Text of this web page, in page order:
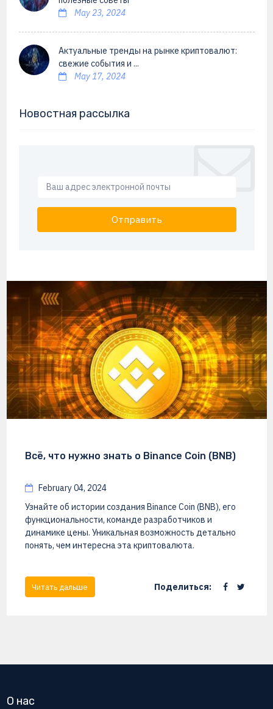
May 23, 2024
Актуальные тренды на рынке криптовалют:
свежие события и ...
May 17, 2024
Новостная рассылка
Отправить
Всё, что нужно знать о Binance Coin (BNB)
February 04, 2024
Узнайте об истории создания Binance Coin (BNB), его
функциональности, команде разработчиков и
динамике цены. Уникальная возможность детально
понять, чем интересна эта криптовалюта.
Читать дальше Поделиться:
О нас